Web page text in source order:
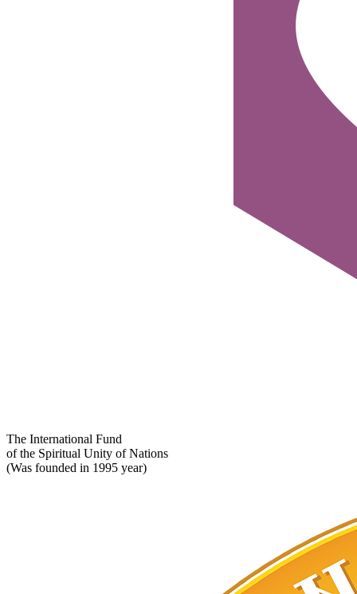
The International Fund
of the Spiritual Unity of Nations
(Was founded in 1995 year)